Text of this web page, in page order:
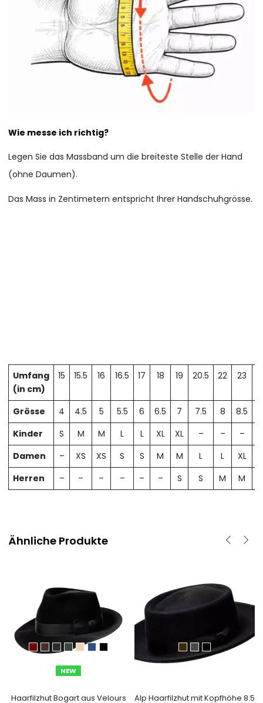
Wie messe ich richtig?
Legen Sie das Massband um die breiteste Stelle der Hand
(ohne Daumen).
Das Mass in Zentimetern entspricht Ihrer Handschuhgrösse.
Umfang
(in cm)
15 15.5 16 16.5 17 18 19 20.5 22 23
Grösse 4 4.5 5 5.5 6 6.5 7 7.5 8 8.5
Kinder
S M M L L XL XL – – –
Damen
– XS XS S S M M L L XL
Herren
– – – – – – S S M M
Ähnliche Produkte
NEW
Haarfilzhut Bogart aus Velours Alp Haarfilzhut mit Kopfhöhe 8.5